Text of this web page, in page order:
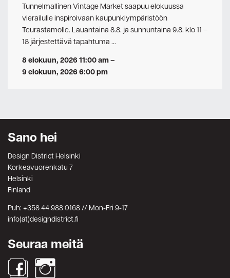
Tunnelmallinen Vintage Market saapuu elokuussa
vierailulle inspiroivaan kaupunkiympäristöön
Teurastamolle. Lauantaina 8.8. ja sunnuntaina 9.8. klo 11 –
18 järjestettävä tapahtuma …
8 elokuun, 2026 11:00 am–
9 elokuun, 2026 6:00 pm
Sano hei
Design District Helsinki
Korkeavuorenkatu 7
Helsinki
Finland
Puh: +358 44 988 0168 // Mon-Fri 9-17
info(at)designdistrict.fi
Seuraa meitä